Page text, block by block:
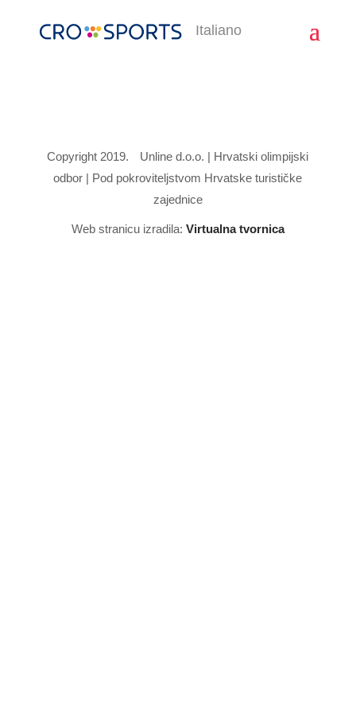
Italiano
Copyright 2019.
Unline d.o.o. | Hrvatski olimpijski
odbor | Pod pokroviteljstvom Hrvatske turističke
zajednice
Web stranicu izradila: Virtualna tvornica